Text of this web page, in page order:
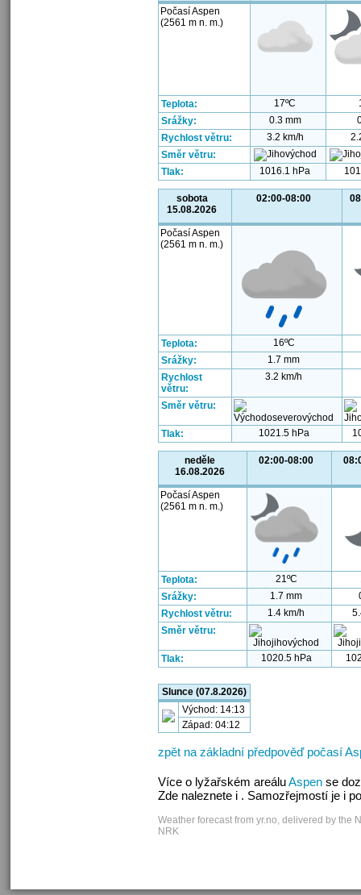
Počasí Aspen
(2561 m n. m.)
Teplota: 17ºC
Srážky:
0.3 mm
Rychlost větru:
3.2 km/h
Směr větru:
Tlak:
1016.1 hPa
sobota
15.08.2026
02:00-08:00
Počasí Aspen
(2561 m n. m.)
Teplota:
16ºC
Srážky:
1.7 mm
Rychlost
větru:
3.2 km/h
Směr větru:
Tlak: 1021.5 hPa
neděle
16.08.2026
02:00-08:00
Počasí Aspen
(2561 m n. m.)
Teplota: 21ºC
Srážky:
1.7 mm
Rychlost větru:
1.4 km/h
Směr větru:
Tlak: 1020.5 hPa
Slunce (07.8.2026)
Východ: 14:13
Západ: 04:12
zpět na základní předpověď počasí
Více o lyžařském areáluAspen se
Zde naleznete i . Samozřejmostí je i
Weather forecast from yr.no, delivered by the
NRK